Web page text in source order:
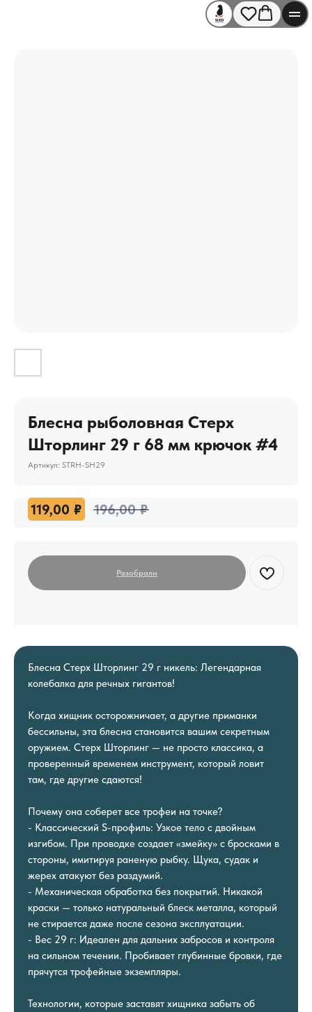
Блесна рыболовная Стерх
Шторлинг 29 г 68 мм крючок #4
Артикул: STRH-SH29
119,00 ₽ 196,00 ₽
Блесна Стерх Шторлинг 29 г никель: Легендарная
колебалка для речных гигантов!
Когда хищник осторожничает, а другие приманки
бессильны, эта блесна становится вашим секретным
оружием. Стерх Шторлинг — не просто классика, а
проверенный временем инструмент, который ловит
там, где другие сдаются!
Почему она соберет все трофеи на точке?
- Классический S-профиль: Узкое тело с двойным
изгибом. При проводке создает «змейку» с бросками в
стороны, имитируя раненую рыбку. Щука, судак и
жерех атакуют без раздумий.
- Механическая обработка без покрытий. Никакой
краски — только натуральный блеск металла, который
не стирается даже после сезона эксплуатации.
- Вес 29 г: Идеален для дальних забросов и контроля
на сильном течении. Пробивает глубинные бровки, где
прячутся трофейные экземпляры.
Технологии, которые заставят хищника забыть об